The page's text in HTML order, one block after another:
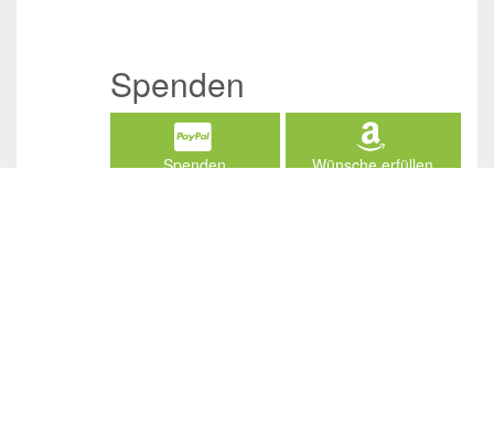
Spenden
Spenden Wünsche erfüllen